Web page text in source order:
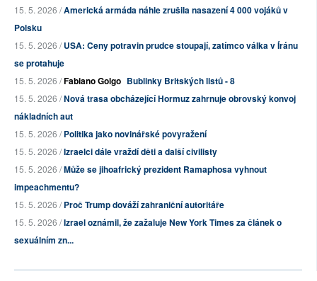
15. 5. 2026 /Americká armáda náhle zrušila nasazení 4 000 vojáků v
Polsku
15. 5. 2026 /USA: Ceny potravin prudce stoupají, zatímco válka v Íránu
se protahuje
15. 5. 2026 /Fabiano Golgo Bublinky Britských listů - 8
15. 5. 2026 /Nová trasa obcházející Hormuz zahrnuje obrovský konvoj
nákladních aut
15. 5. 2026 /Politika jako novinářské povyražení
15. 5. 2026 /Izraelci dále vraždí děti a další civilisty
15. 5. 2026 /Může se jihoafrický prezident Ramaphosa vyhnout
impeachmentu?
15. 5. 2026 /Proč Trump dováží zahraniční autoritáře
15. 5. 2026 /Izrael oznámil, že zažaluje New York Times za článek o
sexuálním zn...